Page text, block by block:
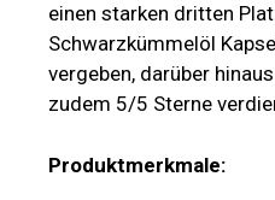
einen starken dritten
Schwarzkümmelöl
vergeben, darüber
zudem 5/5 Sterne
Produktmerkmale: